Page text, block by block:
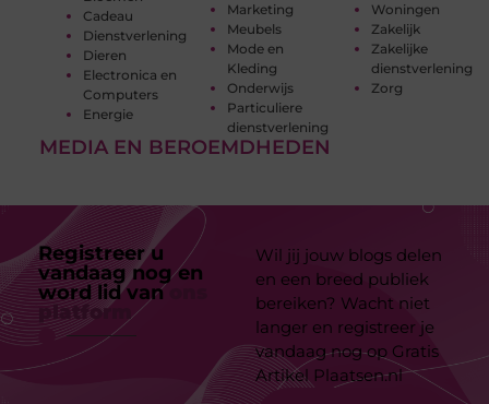
Cadeau
Dienstverlening
Dieren
Electronica en
Computers
Energie
Marketing
Meubels
Mode en
Kleding
Onderwijs
Particuliere
dienstverlening
Woningen
Zakelijk
Zakelijke
dienstverlening
Zorg
MEDIA EN BEROEMDHEDEN
Registreer u
vandaag nog en
word lid van
platform
Wil jij jouw blogs delen
en een breed publiek
bereiken? Wacht niet
langer en registreer je
vandaag nog op Gratis
Artikel Plaatsen.nl